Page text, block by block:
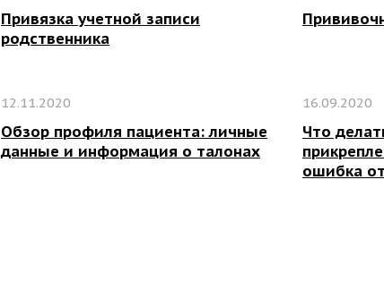
Привязка учетной записи
родственника
12.11.2020
Обзор профиля пациента: личные
данные и информация о талонах
16.09.2020
Что
ошибка